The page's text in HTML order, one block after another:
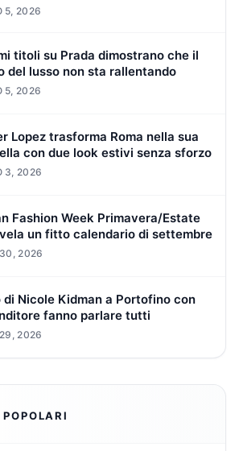
5, 2026
titoli su Prada dimostrano che il
del lusso non sta rallentando
5, 2026
Lopez trasforma Roma nella sua
con due look estivi senza sforzo
3, 2026
Fashion Week Primavera/Estate
un fitto calendario di settembre
2026
di Nicole Kidman a Portofino con
fanno parlare tutti
2026